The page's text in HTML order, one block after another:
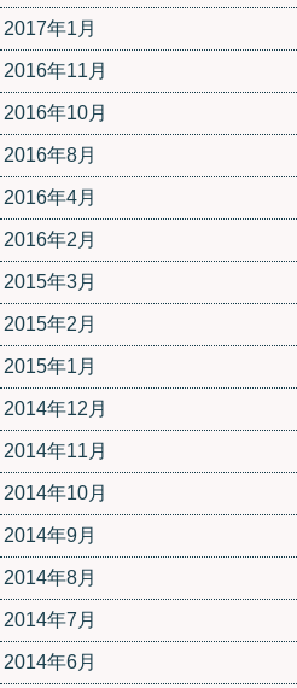
2017年1月
2016年11月
2016年10月
2016年8月
2016年4月
2016年2月
2015年3月
2015年2月
2015年1月
2014年12月
2014年11月
2014年10月
2014年9月
2014年8月
2014年7月
2014年6月